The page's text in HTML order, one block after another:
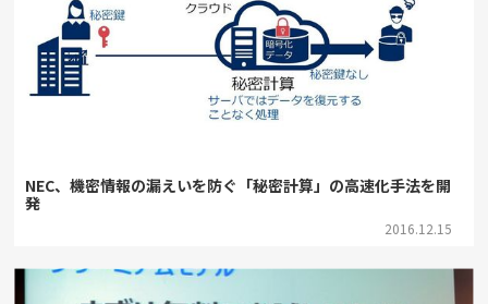
NEC、機密情報の漏えいを防ぐ「秘密計算」の高速化手法を開
発
2016.12.15